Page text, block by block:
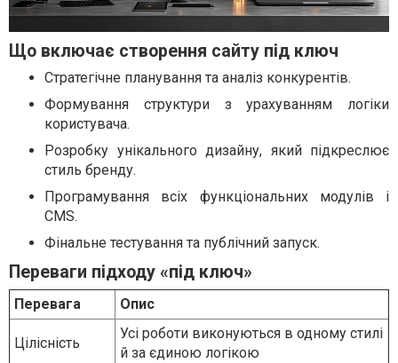
Що включає створення сайту під ключ
Стратегічне планування та аналіз конкурентів.
Формування структури з урахуванням логіки
користувача.
Розробку унікального дизайну, який підкреслює
стиль бренду.
Програмування всіх функціональних модулів і
CMS.
Фінальне тестування та публічний запуск.
Переваги підходу «під ключ»
Перевага Опис
Цілісність
Усі роботи виконуються в одному стилі
й за єдиною логікою